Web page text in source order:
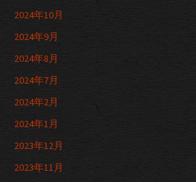
2024年10月
2024年9月
2024年8月
2024年7月
2024年2月
2024年1月
2023年12月
2023年11月